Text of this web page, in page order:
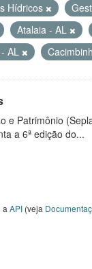
Hídricos
Atalaia - AL
AL
e Patrimônio
a 6ª edição do...
a API (veja